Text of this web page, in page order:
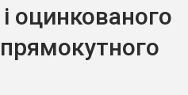
оцинкованого